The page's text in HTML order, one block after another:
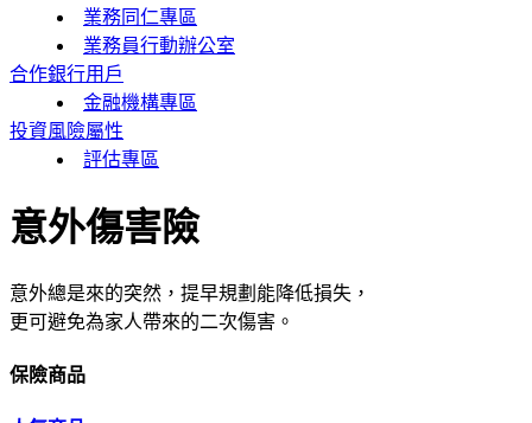
業務同仁專區
業務員行動辦公室
合作銀行用戶
金融機構專區
投資風險屬性
評估專區
意外傷害險
意外總是來的突然，提早規劃能降低損失，
更可避免為家人帶來的二次傷害。
保險商品